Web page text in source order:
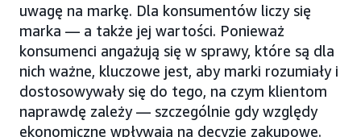
uwagę na markę. Dla konsumentów liczy się
marka — a także jej wartości. Ponieważ
konsumenci angażują się w sprawy, które są dla
nich ważne, kluczowe jest, aby marki rozumiały i
dostosowywały się do tego, na czym klientom
naprawdę zależy — szczególnie gdy względy
ekonomiczne wpływają na decyzje zakupowe.